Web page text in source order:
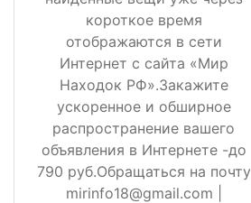
короткое время
отображаются в сети
Интернет с сайта «Мир
Находок РФ».Закажите
ускоренное и обширное
распространение вашего
объявления в Интернете -до
790 руб.Обращаться на почту
mirinfo18@gmail.com |